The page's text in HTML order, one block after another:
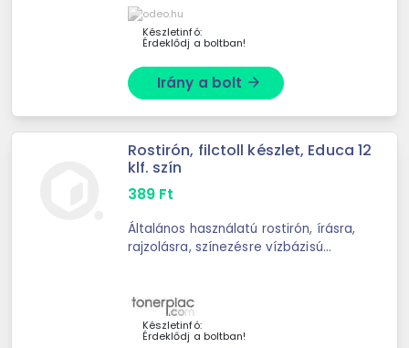
hétig sem szárad ki, ...
Készletinfó:
Érdeklődj a boltban!
Irány a bolt arrow_forward
Rostirón, filctoll készlet, Educa 12
klf. szín
389 Ft
Általános használatú rostirón, írásra,
rajzolásra, színezésre vízbázisú
Készletinfó:
Érdeklődj a boltban!